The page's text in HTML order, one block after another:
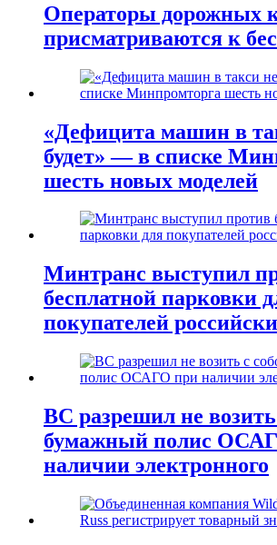
Операторы дорожных
присматриваются к
«Дефицита машин в
будет» — в списке
шесть новых моделей
Минтранс выступил
бесплатной парковки
покупателей
ВС разрешил не возить
бумажный полис
наличии электронного